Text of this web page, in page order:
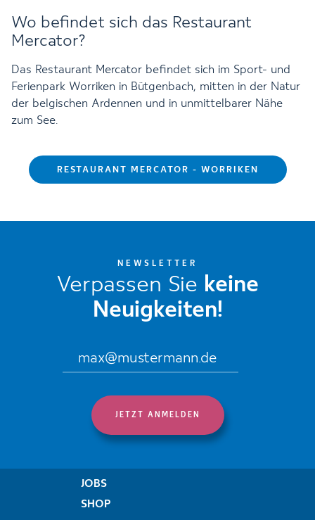
Wo befindet sich das Restaurant
Mercator?
Das Restaurant Mercator befindet sich im Sport- und
Ferienpark Worriken in Bütgenbach, mitten in der Natur
der belgischen Ardennen und in unmittelbarer Nähe
zum See.
RESTAURANT MERCATOR - WORRIKEN
NEWSLETTER
Verpassen Sie keine
Neuigkeiten!
JOBS
SHOP